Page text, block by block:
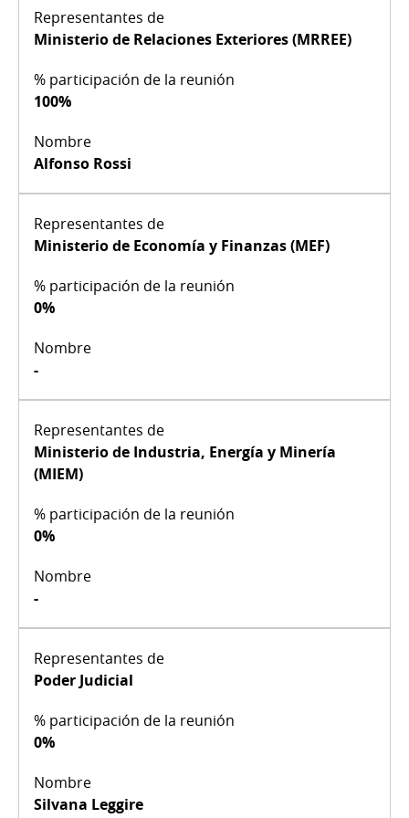
Ministerio de Relaciones Exteriores (MRREE)
100%
Alfonso Rossi
Ministerio de Economía y Finanzas (MEF)
0%
-
Ministerio de Industria, Energía y Minería
(MIEM)
0%
-
Poder Judicial
0%
Silvana Leggire